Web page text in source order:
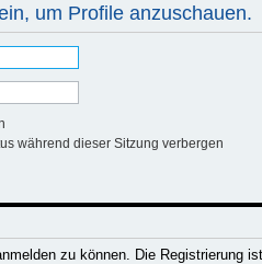
um Profile anzuschauen.
während dieser Sitzung verbergen
zu können. Die Registrierung